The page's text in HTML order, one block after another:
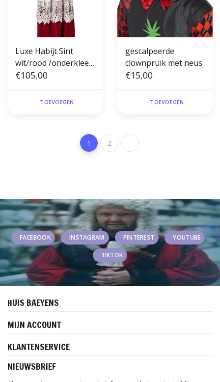
Luxe Habijt Sint
wit/rood /onderkleed
(onesize)
€105,00
TOEVOEGEN
gescalpeerde
clownpruik met neus
€15,00
TOEVOEGEN
1 2
FACEBOOK INSTAGRAM PINTEREST YOUTUBE
TIKTOK
HUIS BAEYENS
MIJN ACCOUNT
KLANTENSERVICE
NIEUWSBRIEF